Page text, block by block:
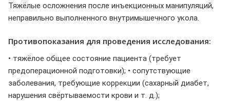
Тяжёлые осложнения после инъекционных манипуляций,
неправильно выполненного внутримышечного укола.
Противопоказания для проведения исследования:
• тяжёлое общее состояние пациента (требует
предоперационной подготовки); • сопутствующие
заболевания, требующие коррекции (сахарный диабет,
нарушения свёртываемости крови и т. д.);